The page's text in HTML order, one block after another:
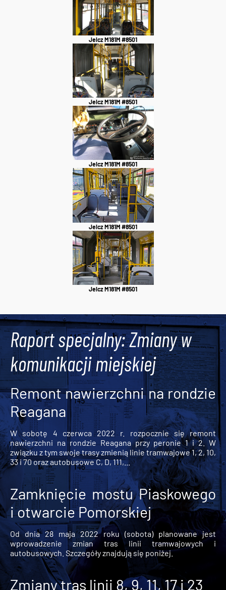
Jelcz M181M #8501
Jelcz M181M #8501
Jelcz M181M #8501
Jelcz M181M #8501
Jelcz M181M #8501
Raport specjalny: Zmiany w
komunikacji miejskiej
Remont nawierzchni na rondzie
Reagana
W sobotę 4 czerwca 2022 r. rozpocznie się remont
nawierzchni na rondzie Reagana przy peronie 1 i 2. W
związku z tym swoje trasy zmienią linie tramwajowe 1, 2, 10,
33 i 70 oraz autobusowe C, D, 111,...
Zamknięcie mostu Piaskowego
i otwarcie Pomorskiej
Od dnia 28 maja 2022 roku (sobota) planowane jest
wprowadzenie zmian tras linii tramwajowych i
autobusowych. Szczegóły znajdują się poniżej.
Zmiany tras linii 8, 9, 11, 17 i 23